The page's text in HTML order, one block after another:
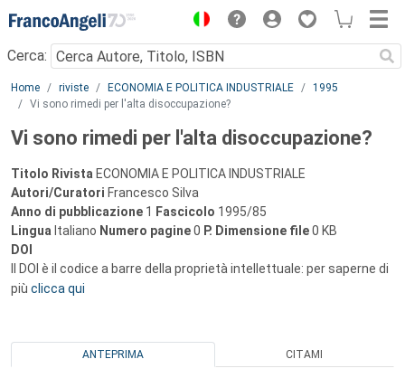
Menu
Cerca:
Main content
Home riviste ECONOMIA E POLITICA INDUSTRIALE
1995
Vi sono rimedi per l'alta disoccupazione?
Vi sono rimedi per l'alta disoccupazione?
Titolo Rivista ECONOMIA E POLITICA INDUSTRIALE
Autori/Curatori Francesco Silva
Anno di pubblicazione 1 Fascicolo 1995/85
Lingua Italiano Numero pagine0 P. Dimensione file0 KB
DOI
Il DOI è il codice a barre della proprietà intellettuale: per saperne di
più clicca qui
ANTEPRIMA CITAMI